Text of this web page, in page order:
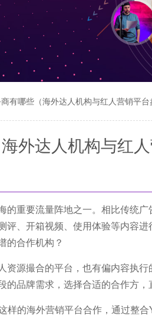
有哪些（海外达人机构与红人营销平台
外达人机构与红人
重要流量阵地之一。相比传统
、开箱视频、使用体验等内容
的合作机构？
源撮合的平台，也有偏内容执
品牌需求，选择合适的合作方，
样的海外营销平台合作，通过整